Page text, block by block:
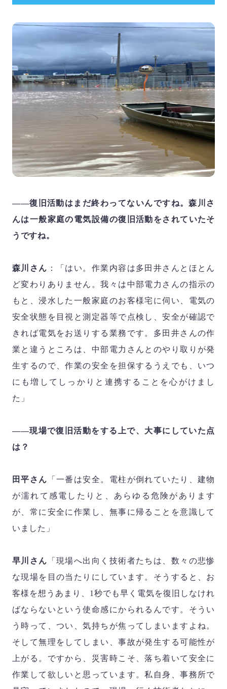
――復旧活動はまだ終わってないんですね。森川さ
んは一般家庭の電気設備の復旧活動をされていたそ
うですね。
森川さん ：
「はい。作業内容は多田井さんとほとん
ど変わりありません。我々は中部電力さんの指示の
もと、浸水した一般家庭のお客様宅に伺い、電気の
安全状態を目視と測定器等で点検し、安全が確認で
きれば電気をお送りする業務です。多田井さんの作
業と違うところは、中部電力さんとのやり取りが発
生するので、作業の安全を担保するうえでも、いつ
にも増してしっかりと連携することを心がけまし
た」
――現場で復旧活動をする上で、大事にしていた点
は？
田平さん 「一番は安全。電柱が倒れていたり、建物
が濡れて感電したりと、あらゆる危険があります
が、常に安全に作業し、無事に帰ることを意識して
いました」
早川さん 「現場へ出向く技術者たちは、数々の悲惨
な現場を目の当たりにしています。そうすると、お
客様を想うあまり、 1 秒でも早く電気を復旧しなけれ
ばならないという使命感にかられるんです。そうい
う時って、つい、気持ちが焦ってしまいますよね。
そして無理をしてしまい、事故が発生する可能性が
上がる。ですから、災害時こそ、落ち着いて安全に
作業して欲しいと思っています。私自身、事務所で